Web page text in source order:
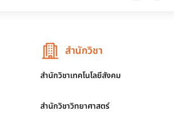
สำนักวิชา
สำนักวิชาเทคโนโลยีสังคม
สำนักวิชาวิทยาศาสตร์